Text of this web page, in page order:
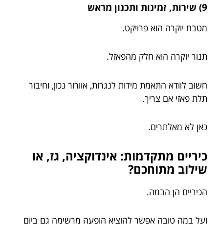
9) שירות, זמינות ותכנון מראש
מטבח יוקרה הוא פרויקט.
תנור יוקרה הוא חלק מהפאזל.
חשוב לוודא התאמת מידות לנגרות, אוורור נכון, וחיבור
תלת פאזי אם צריך.
כאן לא מאלתרים.
כיריים מתקדמות: אינדוקציה, גז, או
שילוב מתוחכם?
הכיריים הן הבמה.
ועל במה טובה אפשר להוציא הופעה מרשימה גם ביום